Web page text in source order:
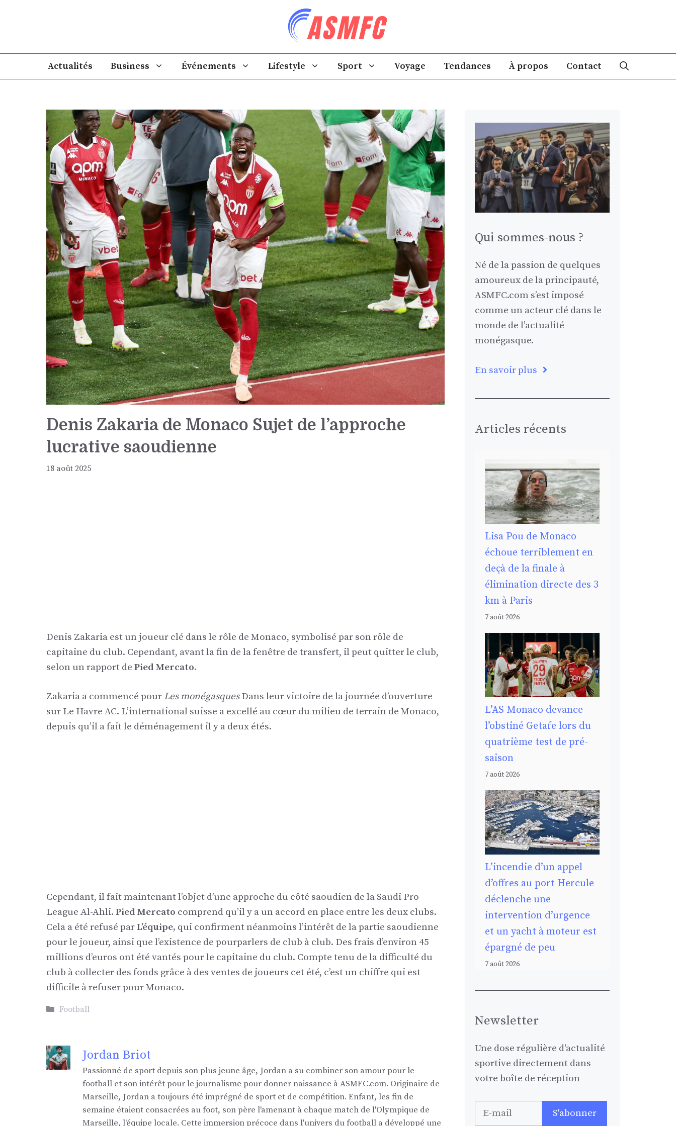
Actualités Business Événements Lifestyle Sport Voyage Tendances À propos Contact
Denis Zakaria de Monaco Sujet de l’approche
lucrative saoudienne
18 août 2025
Denis Zakaria est un joueur clé dans le rôle de Monaco, symbolisé par son rôle de
capitaine du club. Cependant, avant la fin de la fenêtre de transfert, il peut quitter le club,
selon un rapport de Pied Mercato.
Zakaria a commencé pour Les monégasquesDans leur victoire de la journée d’ouverture
sur Le Havre AC. L’international suisse a excellé au cœur du milieu de terrain de Monaco,
depuis qu’il a fait le déménagement il y a deux étés.
Cependant, il fait maintenant l’objet d’une approche du côté saoudien de la Saudi Pro
League Al-Ahli. Pied Mercato comprend qu’il y a un accord en place entre les deux clubs.
Cela a été refusé parL’équipe, qui confirment néanmoins l’intérêt de la partie saoudienne
pour le joueur, ainsi que l’existence de pourparlers de club à club. Des frais d’environ 45
millions d’euros ont été vantés pour le capitaine du club. Compte tenu de la difficulté du
club à collecter des fonds grâce à des ventes de joueurs cet été, c’est un chiffre qui est
difficile à refuser pour Monaco.
Catégories
Football
Jordan Briot
Passionné de sport depuis son plus jeune âge, Jordan a su combiner son amour pour le
football et son intérêt pour le journalisme pour donner naissance à ASMFC.com. Originaire de
Marseille, Jordan a toujours été imprégné de sport et de compétition. Enfant, les fin de
semaine étaient consacrées au foot, son père l'amenant à chaque match de l'Olympique de
Marseille, l'équipe locale. Cette immersion précoce dans l'univers du football a développé une
Qui sommes-nous ?
Né de la passion de quelques
amoureux de la principauté,
ASMFC.com s’est imposé
comme un acteur clé dans le
monde de l’actualité
monégasque.
En savoir plus
Articles récents
Lisa Pou de Monaco
échoue terriblement en
deçà de la finale à
élimination directe des 3
km à Paris
7 août 2026
L’AS Monaco devance
l’obstiné Getafe lors du
quatrième test de pré-
saison
7 août 2026
L’incendie d’un appel
d’offres au port Hercule
déclenche une
intervention d’urgence
et un yacht à moteur est
épargné de peu
7 août 2026
Newsletter
Une dose régulière d'actualité
sportive directement dans
votre boîte de réception